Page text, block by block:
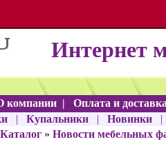
Интернет
компании |
Оплата и
| Купальники | Новинки
Каталог » Новости мебельных